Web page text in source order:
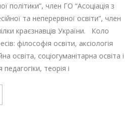
політики”, член ГО “Асоціація з
та неперервної освіти”, член
краєзнавців України. Коло
філософія освіти, аксіологія
освіта, соціогуманітарна освіта і
педагогіки, теорія і